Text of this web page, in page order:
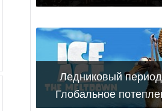
Ледниковый
Глобальное